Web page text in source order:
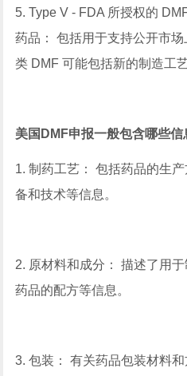
5. Type V - FDA 所授权的
药品： 包括用于支持公开市
类 DMF 可能包括新的制造工
美国DMF申报一般包含哪些信
1. 制药工艺： 包括药品的生
备和技术等信息。
2. 原材料和成分： 描述了用
药品的配方等信息。
3. 包装： 有关药品包装材料和